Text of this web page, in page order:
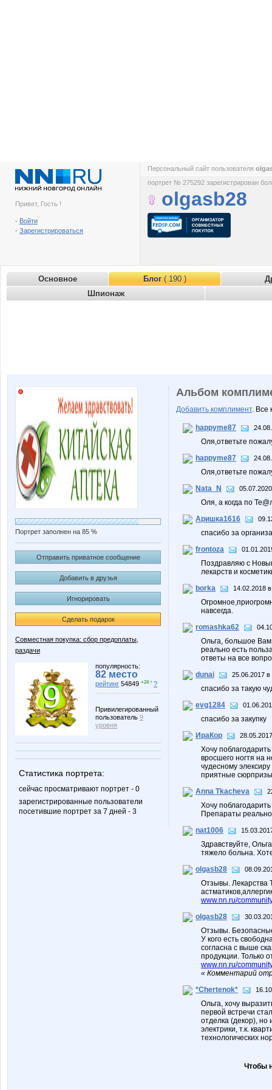
Привет, Гость !
- Войти
- Зарегистрироваться
Персональный сайт пользователя
портрет № 275292 зарегистрирован
olgasb28
Основное Блог( 190 )
Шпионаж
Портрет заполнен на 85 %
Отправить приватное сообщение
Добавить в друзья
Игнорировать
Сделать подарок
Совместная покупка: сбор предоплаты,
раздачи
популярность:
82 место
рейтинг 54849 +24 ↑ ?
Привилегированный
пользователь 9
уровня
Статистика портрета:
сейчас просматривают портрет - 0
зарегистрированные пользователи
посетившие портрет за 7 дней - 3
Альбом
Добавить комплимент. Все
happyme87
Оля,ответьте
happyme87
Оля,ответьте
Nata_N
Оля, а когда по
Аришка1616
спасибо за
frontoza
Поздравляю с
лекарств и
borka
14.02.2018
навсегда.
romashka62
Ольга, большое Вам
реально есть
ответы на все
dunai
25.06.2017 в
спасибо за такую
evg1284
спасибо за закупку
ИраКор
Хочу
вросшего ногтя на
чудесному
приятные
Anna Tkacheva
Хочу
Препараты
nat1006
Здравствуйте,
тяжело больна.
olgasb28
Отзывы. Лекарства
www.nn.ru/
olgasb28
Отзывы.
У кого есть
согласна с выше
продукции. Только
www.nn.ru/
« Комментарий
*Chertenok*
Ольга, хочу
первой встречи
отделка (декор), но
электрики, т.к.
технологических
Чтобы